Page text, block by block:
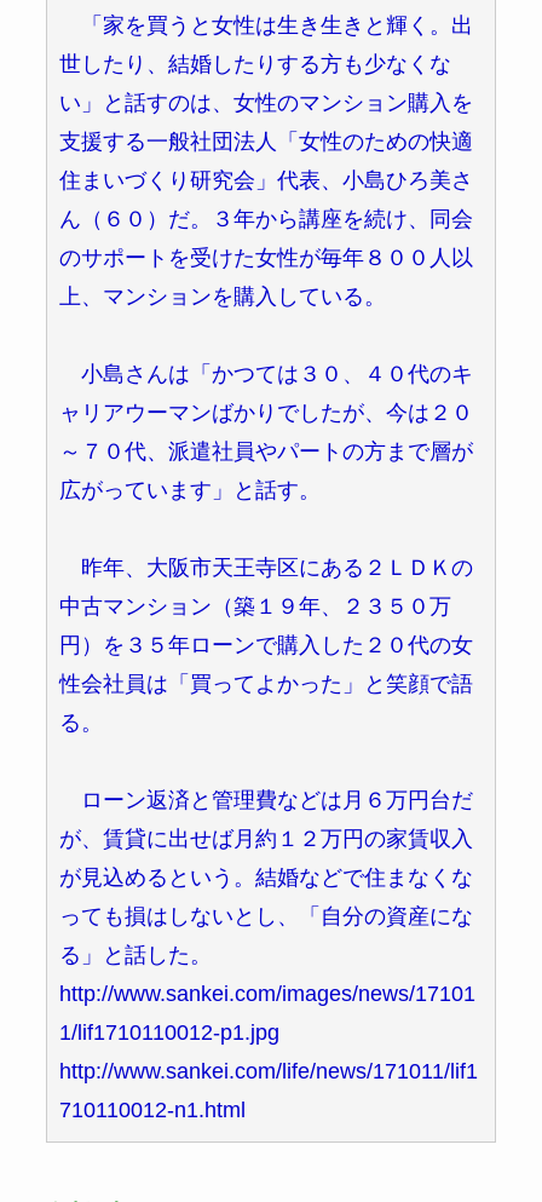
「家を買うと女性は生き生きと輝く。出
世したり、結婚したりする方も少なくな
い」と話すのは、女性のマンション購入を
支援する一般社団法人「女性のための快適
住まいづくり研究会」代表、小島ひろ美さ
ん（６０）だ。３年から講座を続け、同会
のサポートを受けた女性が毎年８００人以
上、マンションを購入している。
小島さんは「かつては３０、４０代のキ
ャリアウーマンばかりでしたが、今は２０
～７０代、派遣社員やパートの方まで層が
広がっています」と話す。
昨年、大阪市天王寺区にある２ＬＤＫの
中古マンション（築１９年、２３５０万
円）を３５年ローンで購入した２０代の女
性会社員は「買ってよかった」と笑顔で語
る。
ローン返済と管理費などは月６万円台だ
が、賃貸に出せば月約１２万円の家賃収入
が見込めるという。結婚などで住まなくな
っても損はしないとし、「自分の資産にな
る」と話した。
http://www.sankei.com/images/news/17101
1/lif1710110012-p1.jpg
http://www.sankei.com/life/news/171011/lif1
710110012-n1.html